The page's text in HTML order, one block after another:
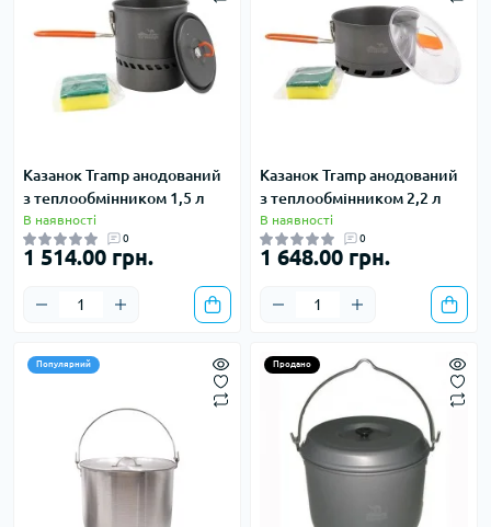
Казанок Tramp анодований
з теплообмінником 1,5 л
В наявності
0
1 514.00 грн.
Казанок Tramp анодований
з теплообмінником 2,2 л
В наявності
0
1 648.00 грн.
Популярний Продано